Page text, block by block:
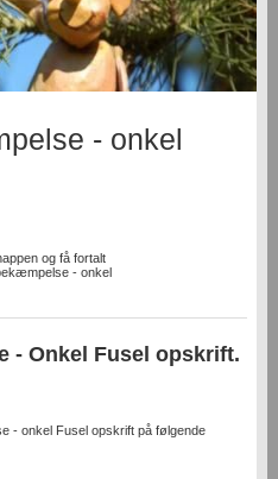
- onkel
og få fortalt
- onkel
- Onkel Fusel opskrift.
- onkel Fusel opskrift på følgende